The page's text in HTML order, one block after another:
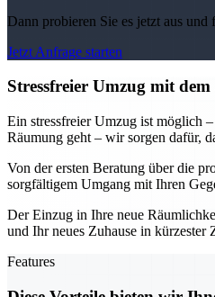
Dann probieren Sie es jetzt aus
Jetzt Anfrage starten
Stressfreier Umzug mit
Ein stressfreier Umzug ist möglich
Räumung geht – wir sorgen dafür,
Von der ersten Beratung über die
sorgfältigem Umgang mit Ihren
Der Einzug in Ihre neue
und Ihr neues Zuhause in kürzester
Features